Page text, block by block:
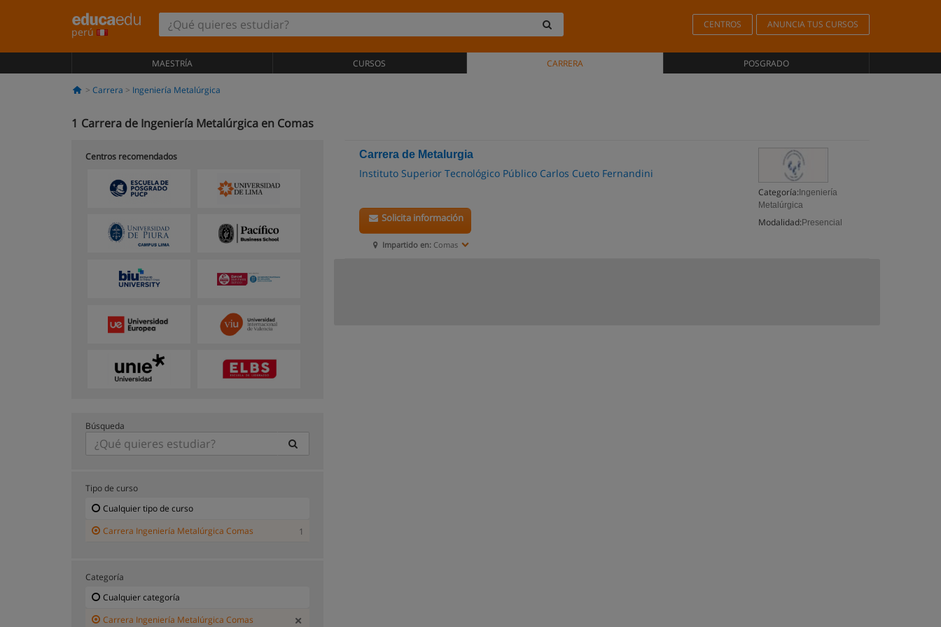
perú
CENTROS ANUNCIA TUS CURSOS
MAESTRÍA CURSOS CARRERA POSGRADO
Carrera Ingeniería Metalúrgica
1 Carrera de Ingeniería Metalúrgica en Comas
Carrera de Metalurgia
Instituto Superior Tecnológico Público Carlos Cueto Fernandini
Categoría: Ingeniería
Metalúrgica
Modalidad: Presencial
Impartido en: Comas
Solicita información
Centros recomendados
Búsqueda
Tipo de curso
Cualquier tipo de curso
Carrera Ingeniería Metalúrgica Comas
1
Categoría
Cualquier categoría
Carrera Ingeniería Metalúrgica Comas